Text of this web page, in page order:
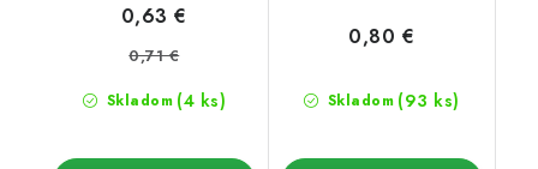
Skladom (4 ks)
0,63 €
0,71 €
Skladom (93 ks)
0,80 €